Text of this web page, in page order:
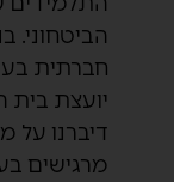
הביטחוני.
חברתית
יועצת בית
דיברנו
מרגישים